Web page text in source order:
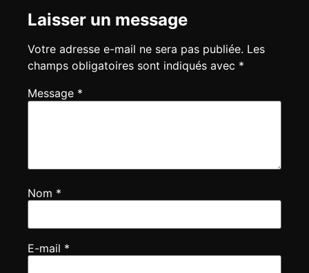
Votre adresse e-mail ne sera pas publiée. Les
champs obligatoires sont indiqués avec *
Nom *
E-mail *